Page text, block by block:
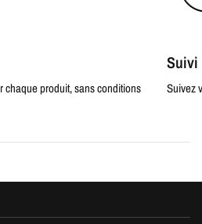
chaque produit, sans conditions
Suivi
Suivez